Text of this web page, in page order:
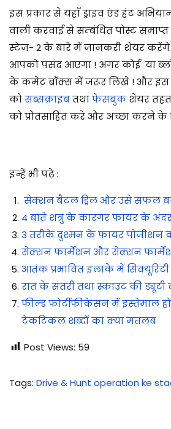
इस प्रकार से यहाँ ड्राइव एंड हंट
वाली करवाई से सम्बंधित पोस्ट
स्टेज- 2 के बारे में जानकरी शेयर करेंगे
आपको पसंद आएगा ! अगर कोई या
के कमेंट बॉक्स में जरूर लिखे ! और इस
कोसब्सक्राइबतथाफेसबुक शेयर
को प्रोतसाहित करे और अच्छा करने के
इन्हें भी पढ़े :
सेक्शन बैटल ड्रिल और उसे सफल
4 बाते शत्रु के कारगर फायर के
3 तरीके दुश्मन के फायर पोजीशन
सेक्शन फार्मेशन और सेक्शन
आतंक प्रभावित इलाके में
रात के संतरी तथा स्काउट की ड्यूटी
फील्ड फोर्टीफीकेसन में इस्तेमाल
टेकटिकल शब्दों का क्या मतलब
Post Views: 59
Tags: Drive & Hunt operation ke